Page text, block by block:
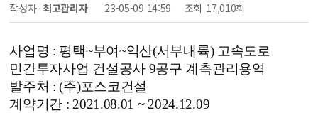
작성자 최고관리자 23-05-09 14:59 조회 17,010회
사업명 : 평택~부여~익산(서부내륙) 고속도로
민간투자사업 건설공사 9공구 계측관리용역
발주처 : (주)포스코건설
계약기간 : 2021.08.01 ~ 2024.12.09